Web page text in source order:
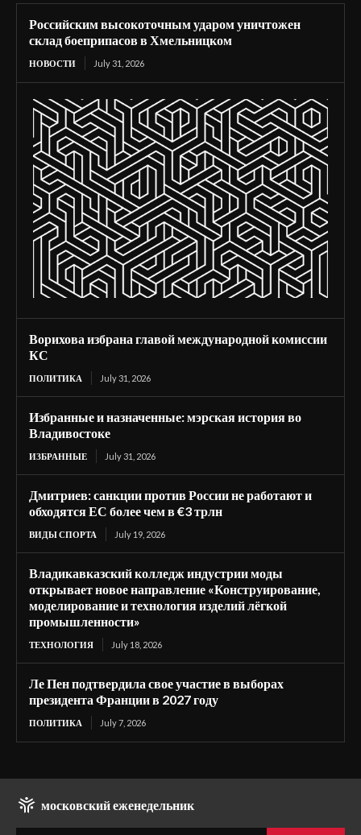
Российским высокоточным ударом уничтожен
склад боеприпасов в Хмельницком
НОВОСТИ July 31, 2026
Ворихова избрана главой международной комиссии
КС
ПОЛИТИКА July 31, 2026
Избранные и назначенные: мэрская история во
Владивостоке
ИЗБРАННЫЕ July 31, 2026
Дмитриев: санкции против России не работают и
обходятся ЕС более чем в €3 трлн
ВИДЫ СПОРТА July 19, 2026
Владикавказский колледж индустрии моды
открывает новое направление «Конструирование,
моделирование и технология изделий лёгкой
промышленности»
ТЕХНОЛОГИЯ July 18, 2026
Ле Пен подтвердила свое участие в выборах
президента Франции в 2027 году
ПОЛИТИКА July 7, 2026
московский еженедельник